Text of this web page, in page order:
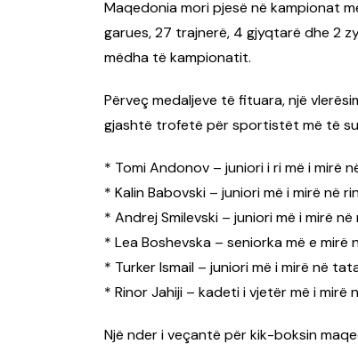
Maqedonia mori pjesë në kampionat
garues, 27 trajnerë, 4 gjyqtarë dhe 2
mëdha të kampionatit.
Përveç medaljeve të fituara, një
gjashtë trofetë për sportistët më të
* Tomi Andonov – juniori i ri më i mirë
* Kalin Babovski – juniori më i mirë në
* Andrej Smilevski – juniori më i mirë në
* Lea Boshevska – seniorka më e mirë
* Turker Ismail – juniori më i mirë në
* Rinor Jahiji – kadeti i vjetër më i mirë
Një nder i veçantë për kik-boksin